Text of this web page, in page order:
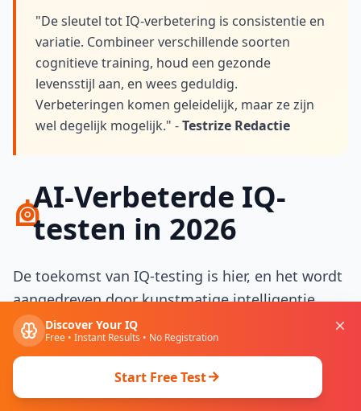
"De sleutel tot IQ-verbetering is consistentie en
variatie. Combineer verschillende soorten
cognitieve training, houd een gezonde
levensstijl aan, en wees geduldig.
Verbeteringen komen geleidelijk, maar ze zijn
wel degelijk mogelijk." -Testrize Redactie
AI-Verbeterde IQ-
testen in 2026
De toekomst van IQ-testing is hier, en het wordt
aangedreven door kunstmatige intelligentie.
Moderne AI-verbeterde tests bieden ongekende
nauwkeurigheid, personalisatie en inzichten die
traditionele tests niet kunnen evenaren.
Discover Your IQ
Free • Instant Results • No Registration
Start Free Test